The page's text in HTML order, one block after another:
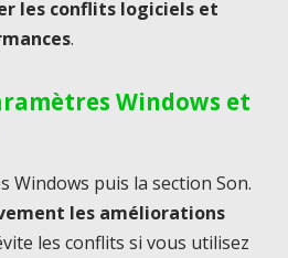
les conflits logiciels et
.
Windows et
Windows puis la section Son.
les améliorations
les conflits si vous utilisez